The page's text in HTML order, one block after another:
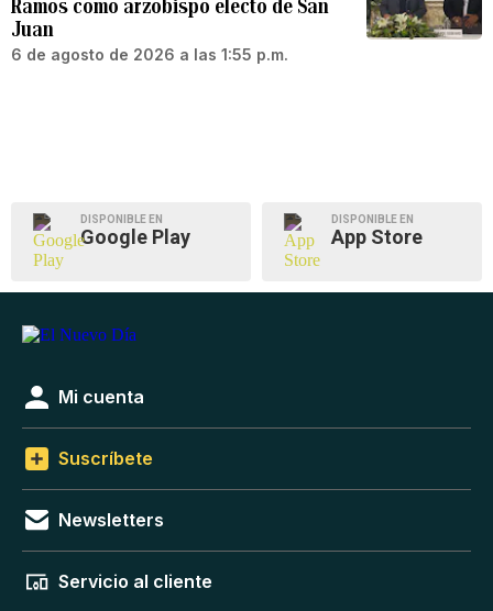
Ramos como arzobispo electo de San
Juan
6 de agosto de 2026 a las 1:55 p.m.
DISPONIBLE EN
Google Play
DISPONIBLE EN
App Store
Mi cuenta
Suscríbete
Newsletters
Servicio al cliente